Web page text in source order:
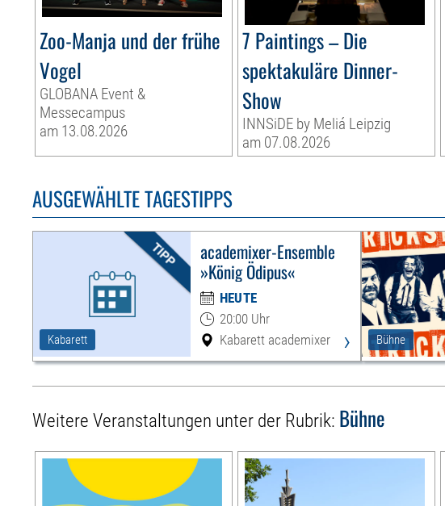
Zoo-Manja und der frühe
Vogel
GLOBANA Event &
Messecampus
am 13.08.2026
7 Paintings – Die
spektakuläre Dinner-
Show
INNSiDE by Meliá Leipzig
am 07.08.2026
AUSGEWÄHLTE TAGESTIPPS
Kabarett
academixer-Ensemble
»König Ödipus«
HEUTE
20:00 Uhr
Kabarett academixer
› Bühne
Weitere Veranstaltungen unter der Rubrik: Bühne